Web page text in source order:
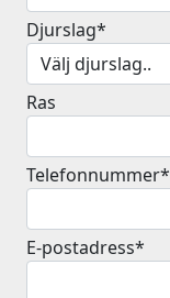
Djurslag*
Ras
Telefonnummer*
E-postadress*